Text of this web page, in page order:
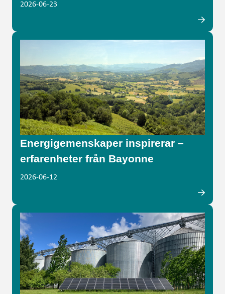
2026-06-23
Energigemenskaper inspirerar –
erfarenheter från Bayonne
2026-06-12